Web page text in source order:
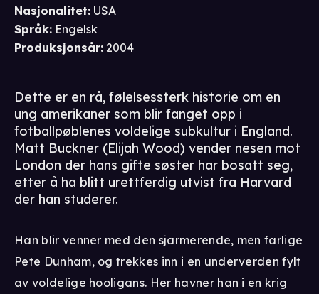
Nasjonalitet: USA
Språk: Engelsk
Produksjonsår: 2004
Dette er en rå, følelsessterk historie om en
ung amerikaner som blir fanget opp i
fotballpøblenes voldelige subkultur i England.
Matt Buckner (Elijah Wood) vender nesen mot
London der hans gifte søster har bosatt seg,
etter å ha blitt urettferdig utvist fra Harvard
der han studerer.
Han blir venner med den sjarmerende, men farlige
Pete Dunham, og trekkes inn i en underverden fylt
av voldelige hooligans. Her havner han i en krig